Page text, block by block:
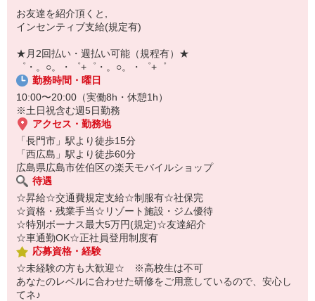
【スマホ面接実施中】
￣￣￣￣￣￣￣￣￣
自宅に居ながらスマホでカンタン面接OK！
オンライン面談なのでスピード対応。
即日登録もOK♪
気になった方はお気軽にご相談ください！
お友達を紹介頂くと,
インセンティブ支給(規定有)
★月2回払い・週払い可能（規程有）★
゜・。○。・゜+゜・。○。・゜+゜
勤務時間・曜日
10:00〜20:00（実働8h・休憩1h）
※土日祝含む週5日勤務
アクセス・勤務地
「長門市」駅より徒歩15分
「西広島」駅より徒歩60分
広島県広島市佐伯区の楽天モバイルショップ
待遇
☆昇給☆交通費規定支給☆制服有☆社保完
☆資格・残業手当☆リゾート施設・ジム優待
☆特別ボーナス最大5万円(規定)☆友達紹介
☆車通勤OK☆正社員登用制度有
応募資格・経験
☆未経験の方も大歓迎☆ ※高校生は不可
あなたのレベルに合わせた研修をご用意しているので、安心し
てネ♪